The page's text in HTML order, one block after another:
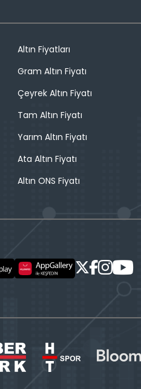
Altın Fiyatları
Gram Altın Fiyatı
Çeyrek Altın Fiyatı
Tam Altın Fiyatı
Yarım Altın Fiyatı
Ata Altın Fiyatı
Altın ONS Fiyatı